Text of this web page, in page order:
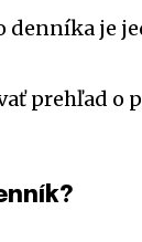
denníka je
prehľad o